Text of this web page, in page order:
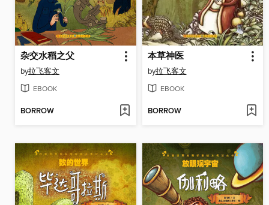
杂交水稻之父
by拉飞客文
EBOOK
BORROW
本草神医
by拉飞客文
EBOOK
BORROW